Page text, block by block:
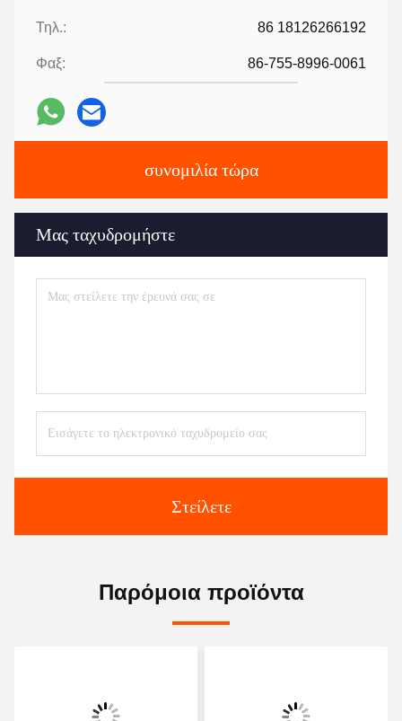
Τηλ.: 86 18126266192
Φαξ: 86-755-8996-0061
συνομιλία τώρα
Μας ταχυδρομήστε
Στείλετε
Παρόμοια προϊόντα